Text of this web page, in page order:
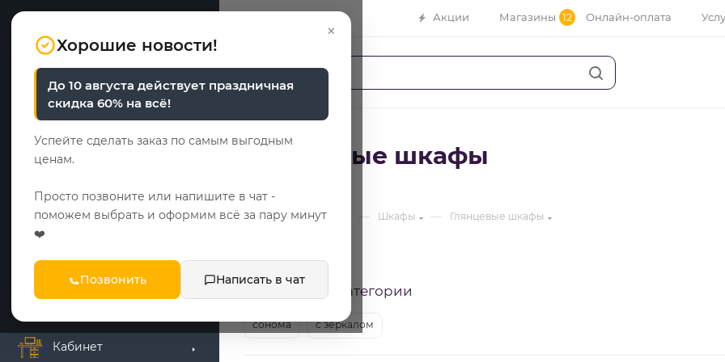
Акции 12
Магазины Онлайн-оплата
Спальня
Шкафы
Прихожая
Комоды
Кабинет
Глянцевые шкафы
Главная — Каталог — Шкафы — Глянцевые шкафы
Популярные категории
сонома с зеркалом
×
Хорошие новости!
До 10 августа действует праздничная
скидка 60% на всё!
Успейте сделать заказ по самым выгодным
ценам.
Просто позвоните или напишите в чат -
поможем выбрать и оформим всё за пару минут
❤️
Позвонить Написать в чат